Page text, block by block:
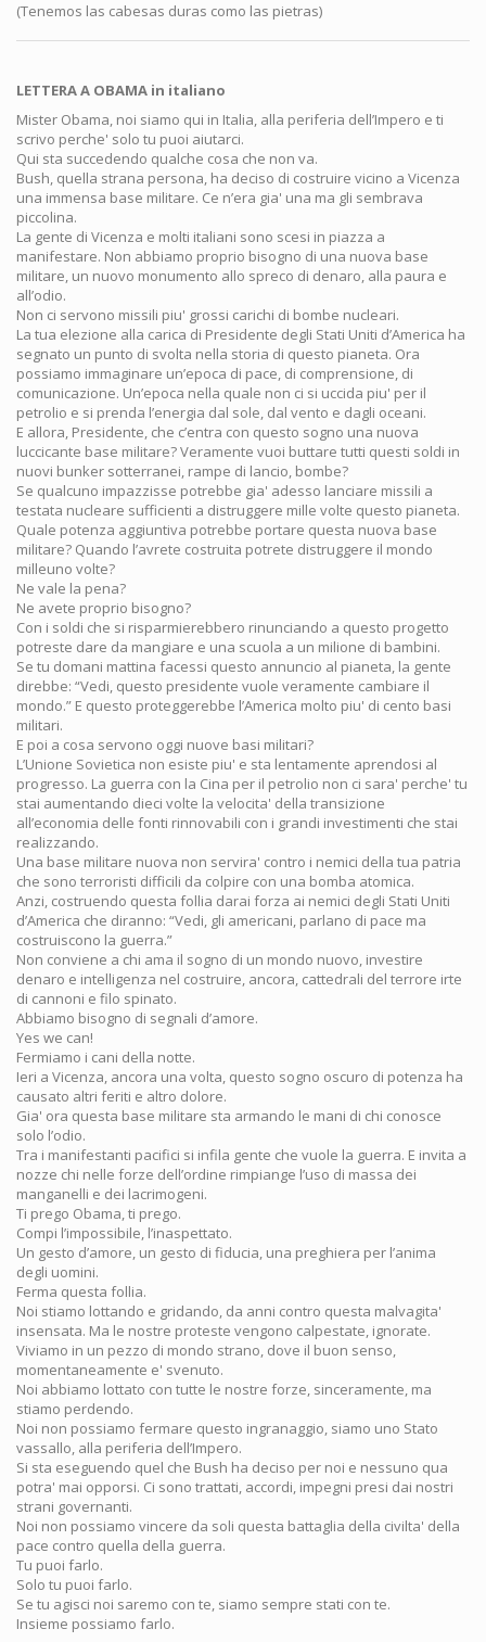
(Tenemos las cabesas duras como las pietras)
LETTERA A OBAMA in italiano
Mister Obama, noi siamo qui in Italia, alla periferia dell’Impero e ti
scrivo perche' solo tu puoi aiutarci.
Qui sta succedendo qualche cosa che non va.
Bush, quella strana persona, ha deciso di costruire vicino a Vicenza
una immensa base militare. Ce n’era gia' una ma gli sembrava
piccolina.
La gente di Vicenza e molti italiani sono scesi in piazza a
manifestare. Non abbiamo proprio bisogno di una nuova base
militare, un nuovo monumento allo spreco di denaro, alla paura e
all’odio.
Non ci servono missili piu' grossi carichi di bombe nucleari.
La tua elezione alla carica di Presidente degli Stati Uniti d’America ha
segnato un punto di svolta nella storia di questo pianeta. Ora
possiamo immaginare un’epoca di pace, di comprensione, di
comunicazione. Un’epoca nella quale non ci si uccida piu' per il
petrolio e si prenda l’energia dal sole, dal vento e dagli oceani.
E allora, Presidente, che c’entra con questo sogno una nuova
luccicante base militare? Veramente vuoi buttare tutti questi soldi in
nuovi bunker sotterranei, rampe di lancio, bombe?
Se qualcuno impazzisse potrebbe gia' adesso lanciare missili a
testata nucleare sufficienti a distruggere mille volte questo pianeta.
Quale potenza aggiuntiva potrebbe portare questa nuova base
militare? Quando l’avrete costruita potrete distruggere il mondo
milleuno volte?
Ne vale la pena?
Ne avete proprio bisogno?
Con i soldi che si risparmierebbero rinunciando a questo progetto
potreste dare da mangiare e una scuola a un milione di bambini.
Se tu domani mattina facessi questo annuncio al pianeta, la gente
direbbe: “Vedi, questo presidente vuole veramente cambiare il
mondo.” E questo proteggerebbe l’America molto piu' di cento basi
militari.
E poi a cosa servono oggi nuove basi militari?
L’Unione Sovietica non esiste piu' e sta lentamente aprendosi al
progresso. La guerra con la Cina per il petrolio non ci sara' perche' tu
stai aumentando dieci volte la velocita' della transizione
all’economia delle fonti rinnovabili con i grandi investimenti che stai
realizzando.
Una base militare nuova non servira' contro i nemici della tua patria
che sono terroristi difficili da colpire con una bomba atomica.
Anzi, costruendo questa follia darai forza ai nemici degli Stati Uniti
d’America che diranno: “Vedi, gli americani, parlano di pace ma
costruiscono la guerra.”
Non conviene a chi ama il sogno di un mondo nuovo, investire
denaro e intelligenza nel costruire, ancora, cattedrali del terrore irte
di cannoni e filo spinato.
Abbiamo bisogno di segnali d’amore.
Yes we can!
Fermiamo i cani della notte.
Ieri a Vicenza, ancora una volta, questo sogno oscuro di potenza ha
causato altri feriti e altro dolore.
Gia' ora questa base militare sta armando le mani di chi conosce
solo l’odio.
Tra i manifestanti pacifici si infila gente che vuole la guerra. E invita a
nozze chi nelle forze dell’ordine rimpiange l’uso di massa dei
manganelli e dei lacrimogeni.
Ti prego Obama, ti prego.
Compi l’impossibile, l’inaspettato.
Un gesto d’amore, un gesto di fiducia, una preghiera per l’anima
degli uomini.
Ferma questa follia.
Noi stiamo lottando e gridando, da anni contro questa malvagita'
insensata. Ma le nostre proteste vengono calpestate, ignorate.
Viviamo in un pezzo di mondo strano, dove il buon senso,
momentaneamente e' svenuto.
Noi abbiamo lottato con tutte le nostre forze, sinceramente, ma
stiamo perdendo.
Noi non possiamo fermare questo ingranaggio, siamo uno Stato
vassallo, alla periferia dell’Impero.
Si sta eseguendo quel che Bush ha deciso per noi e nessuno qua
potra' mai opporsi. Ci sono trattati, accordi, impegni presi dai nostri
strani governanti.
Noi non possiamo vincere da soli questa battaglia della civilta' della
pace contro quella della guerra.
Tu puoi farlo.
Solo tu puoi farlo.
Se tu agisci noi saremo con te, siamo sempre stati con te.
Insieme possiamo farlo.